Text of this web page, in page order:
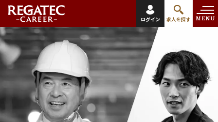
ログイン 求人を探す MENU